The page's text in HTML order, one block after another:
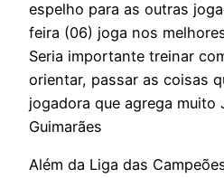
espelho para as outras
feira (06) joga nos
Seria importante treinar
orientar, passar as coisas
jogadora que agrega muito
Guimarães
Além da Liga das